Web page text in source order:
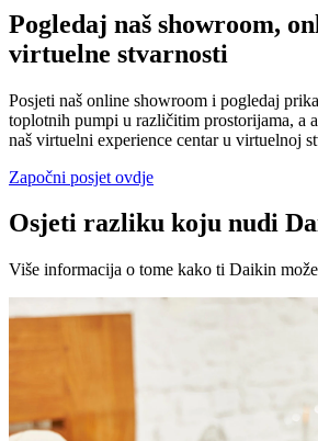
Pogledaj naš showroom,
virtuelne stvarnosti
Posjeti naš online showroom i pogledaj
toplotnih pumpi u različitim prostorijama, a
naš virtuelni experience centar u virtuelnoj
Započni posjet ovdje
Osjeti razliku koju nudi
Više informacija o tome kako ti Daikin